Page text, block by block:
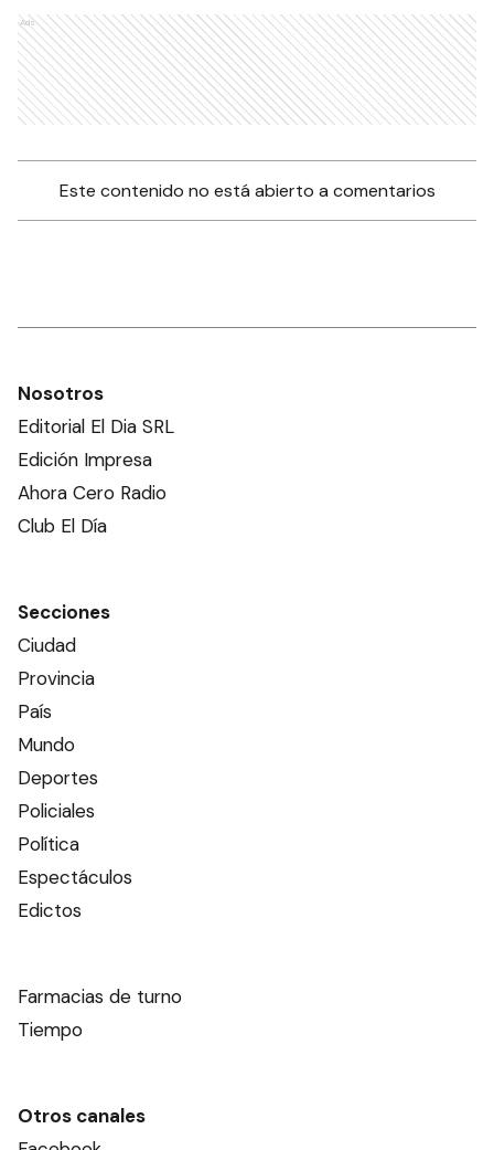
Ads
Este contenido no está abierto a comentarios
Nosotros
Editorial El Dia SRL
Edición Impresa
Ahora Cero Radio
Club El Día
Secciones
Ciudad
Provincia
País
Mundo
Deportes
Policiales
Política
Espectáculos
Edictos
Farmacias de turno
Tiempo
Otros canales